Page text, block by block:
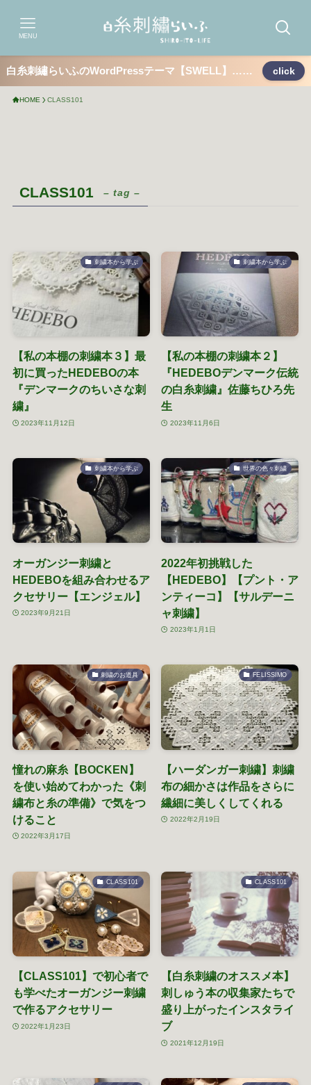
MENU
白糸刺繡らいふのWordPressテーマ【SWELL】…… click
HOME CLASS101
CLASS101 – tag –
刺繍本から学ぶ
【私の本棚の刺繍本３】最
初に買ったHEDEBOの本
『デンマークのちいさな刺
繍』
2023年11月12日
刺繍本から学ぶ
【私の本棚の刺繍本２】
『HEDEBOデンマーク伝統
の白糸刺繍』佐藤ちひろ先
生
2023年11月6日
刺繍本から学ぶ
オーガンジー刺繍と
HEDEBOを組み合わせるア
クセサリー【エンジェル】
2023年9月21日
世界の色々刺繍
2022年初挑戦した
【HEDEBO】【プント・ア
ンティーコ】【サルデーニ
ャ刺繍】
2023年1月1日
刺繍のお道具
憧れの麻糸【BOCKEN】
を使い始めてわかった《刺
繍布と糸の準備》で気をつ
けること
2022年3月17日
FELISSIMO
【ハーダンガー刺繍】刺繍
布の細かさは作品をさらに
繊細に美しくしてくれる
2022年2月19日
CLASS101
【CLASS101】で初心者で
も学べたオーガンジー刺繍
で作るアクセサリー
2022年1月23日
CLASS101
【白糸刺繍のオススメ本】
刺しゅう本の収集家たちで
盛り上がったインスタライ
ブ
2021年12月19日